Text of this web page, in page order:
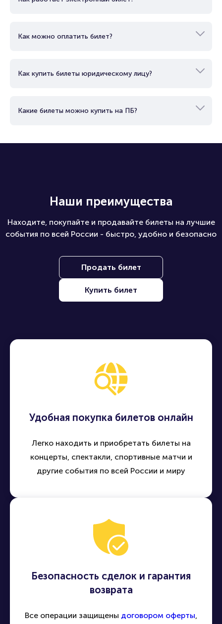
Как можно оплатить билет?
Как купить билеты юридическому лицу?
Какие билеты можно купить на ПБ?
Наши преимущества
Находите, покупайте и продавайте билеты на лучшие
события по всей России - быстро, удобно и безопасно
Продать билет
Купить билет
Удобная покупка билетов онлайн
Легко находить и приобретать билеты на
концерты, спектакли, спортивные матчи и
другие события по всей России и миру
Безопасность сделок и гарантия
возврата
Все операции защищены договором оферты,